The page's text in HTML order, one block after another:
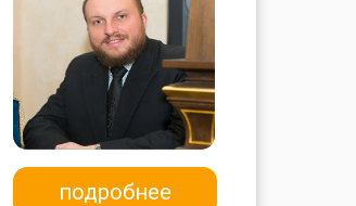
подробнее